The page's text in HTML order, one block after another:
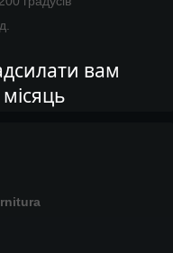
вам
місяць